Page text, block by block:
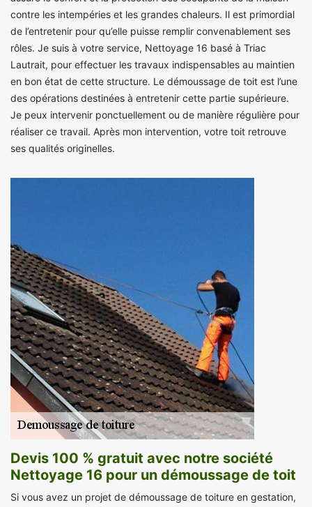
contre les intempéries et les grandes chaleurs. Il est primordial
de l’entretenir pour qu’elle puisse remplir convenablement ses
rôles. Je suis à votre service, Nettoyage 16 basé à Triac
Lautrait, pour effectuer les travaux indispensables au maintien
en bon état de cette structure. Le démoussage de toit est l’une
des opérations destinées à entretenir cette partie supérieure.
Je peux intervenir ponctuellement ou de manière régulière pour
réaliser ce travail. Après mon intervention, votre toit retrouve
ses qualités originelles.
Devis 100 % gratuit avec notre société
Nettoyage 16 pour un démoussage de toit
Si vous avez un projet de démoussage de toiture en gestation,